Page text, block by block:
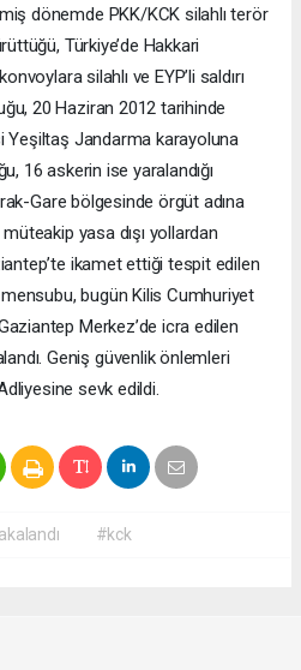
dönemde PKK/KCK silahlı terör
Türkiye’de Hakkari
silahlı ve EYP’li saldırı
20 Haziran 2012 tarihinde
Yeşiltaş Jandarma karayoluna
16 askerin ise yaralandığı
Irak-Gare bölgesinde örgüt adına
yasa dışı yollardan
ikamet ettiği tespit edilen
bugün Kilis Cumhuriyet
Merkez’de icra edilen
Geniş güvenlik önlemleri
sevk edildi.
#kck